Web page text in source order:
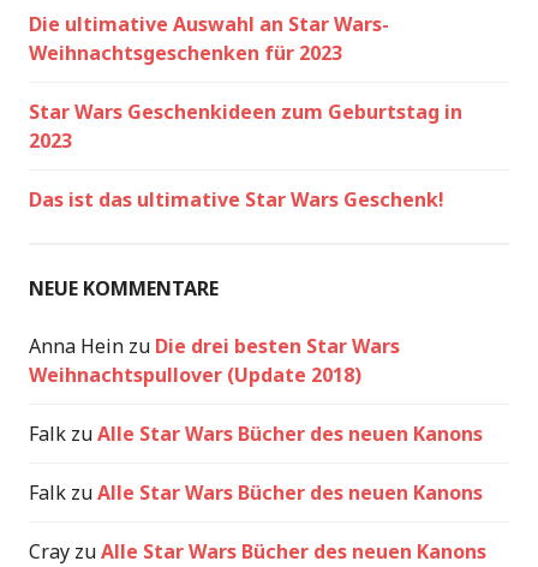
Die ultimative Auswahl an Star Wars-
Weihnachtsgeschenken für 2023
Star Wars Geschenkideen zum Geburtstag in
2023
Das ist das ultimative Star Wars Geschenk!
NEUE KOMMENTARE
Anna Hein zu Die drei besten Star Wars
Weihnachtspullover (Update 2018)
Falk zuAlle Star Wars Bücher des neuen Kanons
Falk zuAlle Star Wars Bücher des neuen Kanons
Cray zuAlle Star Wars Bücher des neuen Kanons